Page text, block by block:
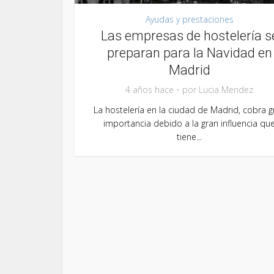
Ayudas y prestaciones
Las empresas de hostelería
preparan para la Navidad en
Madrid
4 años hace por Lucia Mendez
La hostelería en la ciudad de Madrid, cobra
importancia debido a la gran influencia que
tiene...